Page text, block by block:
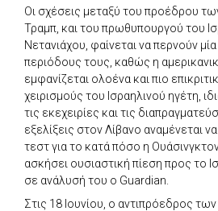
Οι σχέσεις μεταξύ του προέδρου
Τραμπ, και του πρωθυπουργού του
Νετανιάχου, φαίνεται να περνούν
περιόδους τους, καθώς η
εμφανίζεται ολοένα και πιο
χειρισμούς του Ισραηλινού ηγέτη,
τις εκεχειρίες και τις
εξελίξεις στον Λίβανο αναμένεται
τεστ για το κατά πόσο η Ουάσινγκτον
ασκήσει ουσιαστική πίεση προς το
σε ανάλυσή του ο Guardian.
Στις 18 Ιουνίου, ο αντιπρόεδρος